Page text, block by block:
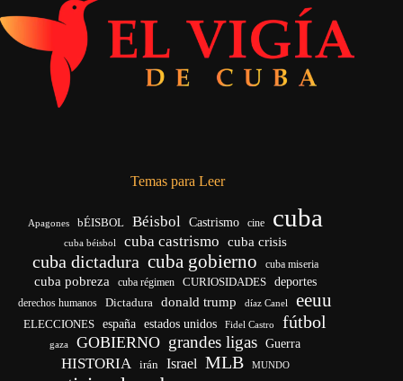
Temas para Leer
Apagones bÉISBOL Béisbol Castrismo cine cuba
cuba béisbol cuba castrismo cuba crisis
cuba dictadura cuba gobierno cuba miseria
cuba pobreza cuba régimen CURIOSIDADES deportes
derechos humanos Dictadura donald trump díaz Canel eeuu
ELECCIONES españa estados unidos Fidel Castro fútbol
gaza GOBIERNO grandes ligas Guerra
HISTORIA irán Israel MLB MUNDO